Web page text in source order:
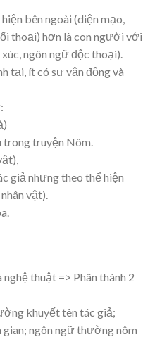
bên ngoài (diện mạo,
thoại) hơn là con người với
ngôn ngữ độc thoại).
tại, ít có sự vận động và
truyện Nôm.
giả nhưng theo thể hiện
vật).
thuật => Phân thành 2
khuyết tên tác giả;
ngôn ngữ thường nôm